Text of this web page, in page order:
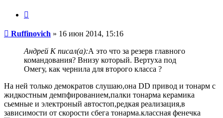
Сообщение
Ruffinovich » 16 июн 2014, 15:16
Андрей К писал(а):А это что за резерв главного
командования? Внизу который. Вертуха под
Омегу, как чернила для второго класса ?
На ней только демократов слушаю,она DD привод и тонарм с
жидкостным демпфированием,палки тонарма керамика
сьемные и электроный автостоп,редкая реализация,в
зависимости от скорости сбега тонарма.классная фенечка